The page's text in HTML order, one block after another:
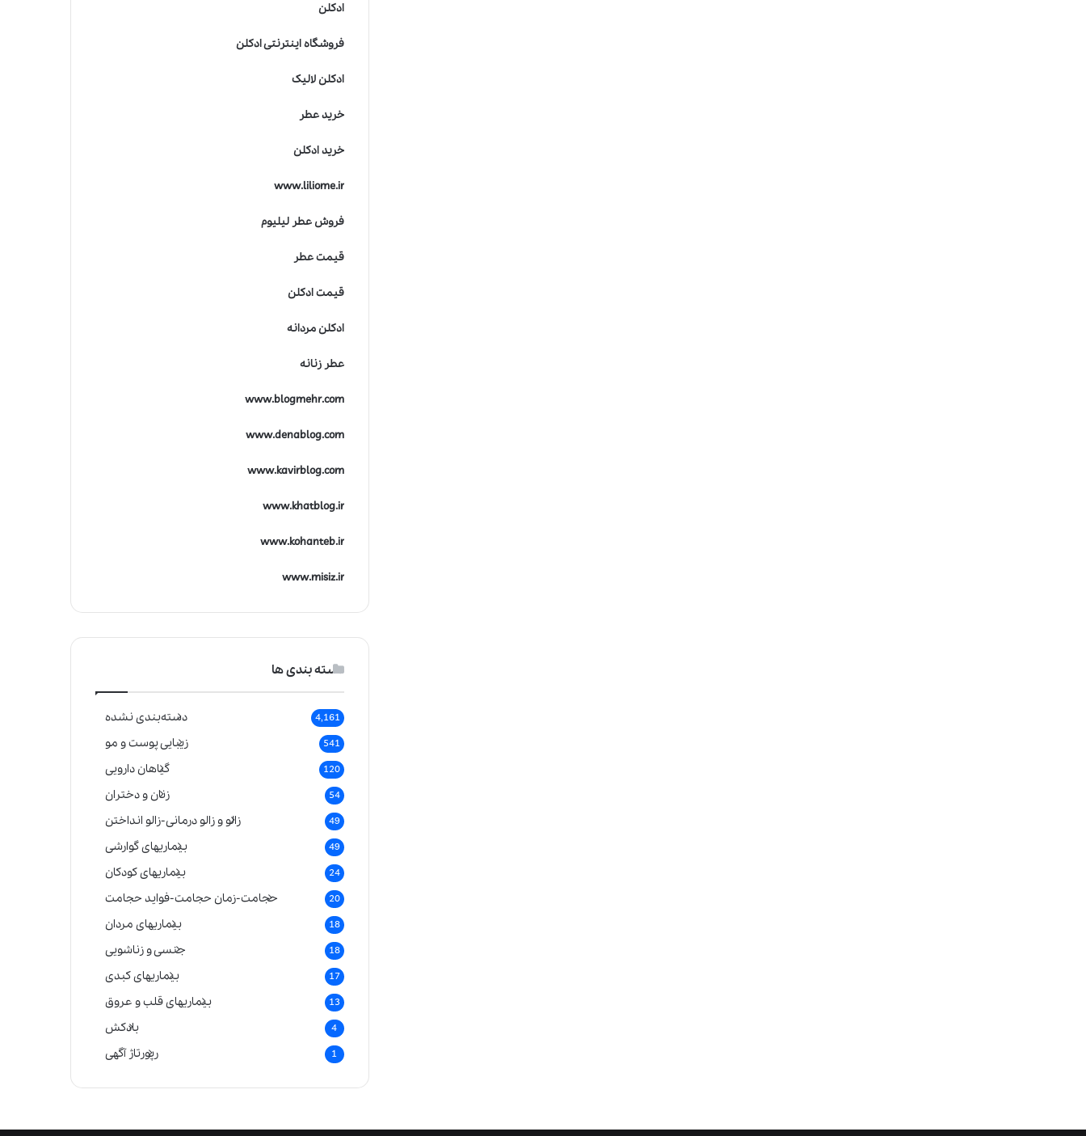
ادکلن
فروشگاه اینترنتی ادکلن
ادکلن لالیک
خرید عطر
خرید ادکلن
www.liliome.ir
فروش عطر لیلیوم
قیمت عطر
قیمت ادکلن
ادکلن مردانه
عطر زنانه
www.blogmehr.com
www.denablog.com
www.kavirblog.com
www.khatblog.ir
www.kohanteb.ir
www.misiz.ir
دسته بندی ها
دسته‌بندی نشده 4,161
زیبایی پوست و مو 541
گیاهان دارویی 120
زنان و دختران 54
زالو و زالو درمانی-زالو انداختن 49
بیماریهای گوارشی 49
بیماریهای کودکان 24
حجامت-زمان حجامت-فواید حجامت 20
بیماریهای مردان 18
جنسی و زناشویی 18
بیماریهای کبدی 17
بیماریهای قلب و عروق 13
بادکش 4
رپورتاژ آگهی 1